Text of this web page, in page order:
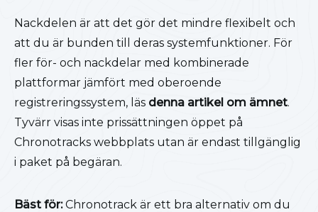
Nackdelen är att det gör det mindre flexibelt och
att du är bunden till deras systemfunktioner. För
fler för- och nackdelar med kombinerade
plattformar jämfört med oberoende
registreringssystem, läs denna artikel om ämnet.
Tyvärr visas inte prissättningen öppet på
Chronotracks webbplats utan är endast tillgänglig
i paket på begäran.
Bäst för:Chronotrack är ett bra alternativ om du